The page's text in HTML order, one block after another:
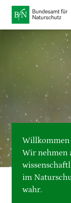
Öffnet
externe
Link
zur
Startseite
Direkt zur
Direkt zur
Direkt zur
Metanavigation
Startseite
Publikationen
Veranstaltungen
Karten und Daten
Leichte Sprache
Gebärdensprache
Willkommen
Wir nehmen
im
wahr.